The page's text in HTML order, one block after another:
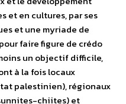
et en cultures, par ses
et une myriade de
faire figure de crédo
un objectif difficile,
à la fois locaux
palestinien), régionaux
chiites) et